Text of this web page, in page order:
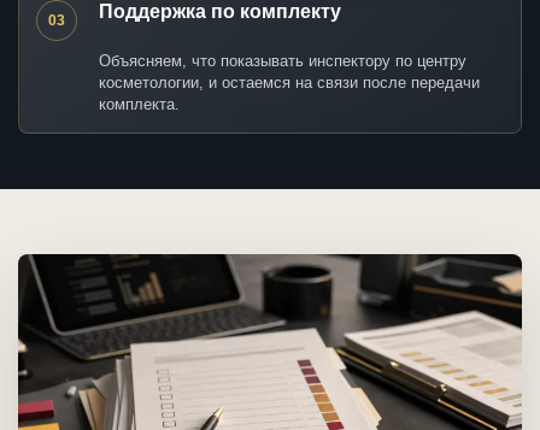
03 Поддержка по комплекту
Объясняем, что показывать инспектору по центру
косметологии, и остаемся на связи после передачи
комплекта.